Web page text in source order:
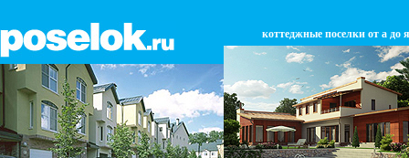
коттеджные поселки от а до я